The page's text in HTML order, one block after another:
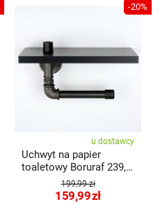
-20%
u dostawcy
Uchwyt na papier
toaletowy Boruraf 239,
czarny/srebrny
199,99 zł
159,99zł